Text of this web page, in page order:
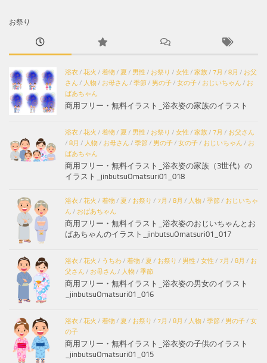
お祭り
浴衣/ 花火 / 着物/ 夏 / 男性 / お祭り / 女性 / 家族/ 7月 / 8月 / お父
さん / 人物/ お母さん / 季節/ 男の子/ 女の子/ おじいちゃん / お
ばあちゃん
商用フリー・無料イラスト_浴衣姿の家族のイラスト
浴衣/ 花火 / 着物/ 夏 / 男性 / お祭り / 女性 / 家族/ 7月 / お父さん
/ 8月 / 人物/ お母さん / 季節/ 男の子/ 女の子/ おじいちゃん / お
ばあちゃん
商用フリー・無料イラスト_浴衣姿の家族（3世代）の
イラスト_jinbutsuOmatsuri01_018
浴衣/ 花火 / 着物/ 夏 / お祭り / 7月 / 8月 / 人物/ 季節/ おじいちゃ
ん / おばあちゃん
商用フリー・無料イラスト_浴衣姿のおじいちゃんとお
ばあちゃんのイラスト_jinbutsuOmatsuri01_017
浴衣/ 花火 / うちわ/ 着物/ 夏 / お祭り / 男性 / 女性 / 7月 / 8月 / お
父さん / お母さん / 人物/ 季節
商用フリー・無料イラスト_浴衣姿の男女のイラスト
_jinbutsuOmatsuri01_016
浴衣/ 花火 / 着物/ 夏 / お祭り / 7月 / 8月 / 人物/ 季節/ 男の子/ 女
の子
商用フリー・無料イラスト_浴衣姿の子供のイラスト
_jinbutsuOmatsuri01_015